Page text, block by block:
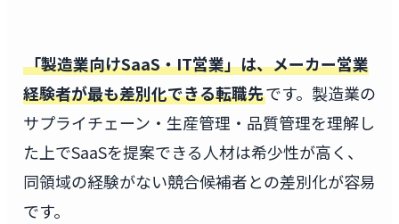
「製造業向けSaaS・IT営業」は、メーカー営業
経験者が最も差別化できる転職先です。製造業の
サプライチェーン・生産管理・品質管理を理解し
た上でSaaSを提案できる人材は希少性が高く、
同領域の経験がない競合候補者との差別化が容易
です。